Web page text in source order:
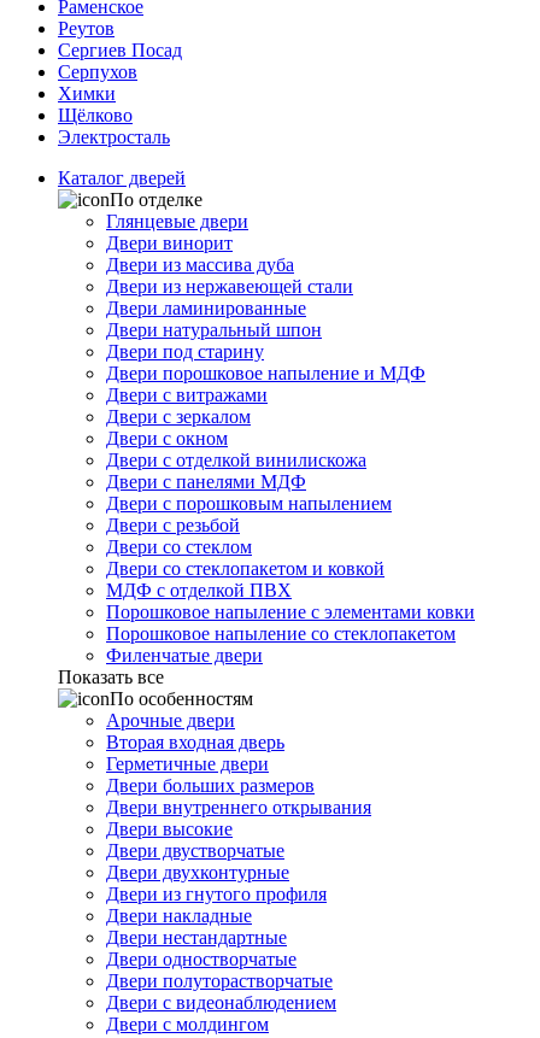
Раменское
Реутов
Сергиев Посад
Серпухов
Химки
Щёлково
Электросталь
Каталог дверей
По отделке
Глянцевые двери
Двери винорит
Двери из массива дуба
Двери из нержавеющей стали
Двери ламинированные
Двери натуральный шпон
Двери под старину
Двери порошковое напыление и МДФ
Двери с витражами
Двери с зеркалом
Двери с окном
Двери с отделкой винилискожа
Двери с панелями МДФ
Двери с порошковым напылением
Двери с резьбой
Двери со стеклом
Двери со стеклопакетом и ковкой
МДФ с отделкой ПВХ
Порошковое напыление с элементами ковки
Порошковое напыление со стеклопакетом
Филенчатые двери
Показать все
По особенностям
Арочные двери
Вторая входная дверь
Герметичные двери
Двери больших размеров
Двери внутреннего открывания
Двери высокие
Двери двустворчатые
Двери двухконтурные
Двери из гнутого профиля
Двери накладные
Двери нестандартные
Двери одностворчатые
Двери полуторастворчатые
Двери с видеонаблюдением
Двери с молдингом